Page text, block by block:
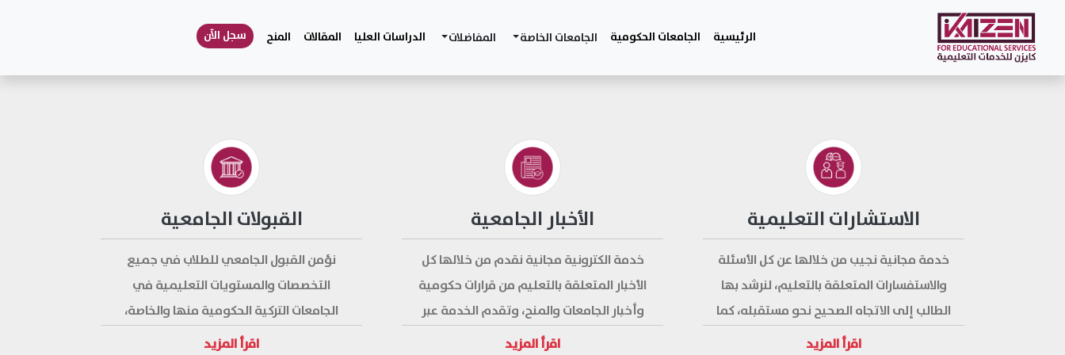
الرئيسية الجامعات الحكومية الجامعات الخاصة المفاضلات الدراسات العليا المقالات المنح سجل الآن
الاستشارات التعليمية
خدمة مجانية نجيب من خلالها عن كل الأسئلة
والاستفسارات المتعلقة بالتعليم، لنرشد بها
الطالب إلى الاتجاه الصحيح نحو مستقبله، كما
نقدم فيها استشارات في اختيار التخصص
اقرأ المزيد
الأخبار الجامعية
خدمة الكترونية مجانية نقدم من خلالها كل
الأخبار المتعلقة بالتعليم من قرارات حكومية
وأخبار الجامعات والمنح، وتقدم الخدمة عبر
البريد الالكتروني للمشتركين بالنشرة البريدية
اقرأ المزيد
القبولات الجامعية
نؤمن القبول الجامعي للطلاب في جميع
التخصصات والمستويات التعليمية في
الجامعات التركية الحكومية منها والخاصة،
بشروط أسهل وتكلفة أقل؛ وتتميز الخدمة
اقرأ المزيد